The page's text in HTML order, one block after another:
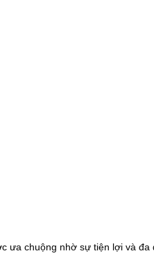
ưa chuộng nhờ sự tiện lợi và đa